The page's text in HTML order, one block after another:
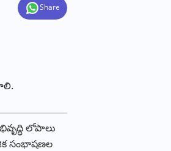
Share
లోపాలు
సంభాషణల